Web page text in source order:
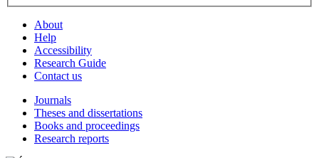
About
Help
Accessibility
Research Guide
Contact us
Journals
Theses and dissertations
Books and proceedings
Research reports